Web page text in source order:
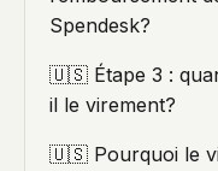
Spendesk?
🇺🇸 Étape 3 :
il le virement?
🇺🇸 Pourquoi le